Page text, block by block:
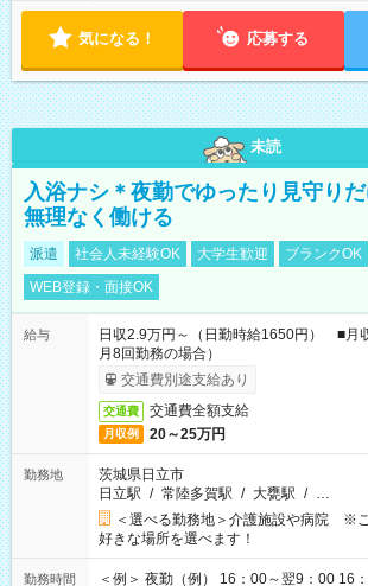
気になる！ 応募する
未読
入浴ナシ＊夜勤でゆったり見守り
無理なく働ける
派遣 社会人未経験OK 大学生歓迎
ブランクOK
WEB登録・面接OK
給与
日収2.9万円～（日勤時給1650円） ■月
月8回勤務の場合）
交通費別途支給あり
交通費 交通費全額支給
月収例 20～25万円
勤務地
茨城県日立市
日立駅 / 常陸多賀駅 / 大甕駅 / …
＜選べる勤務地＞介護施設や病院 ※
好きな場所を選べます！
勤務時間 ＜例＞ 夜勤（例） 16：00～翌9：00 16